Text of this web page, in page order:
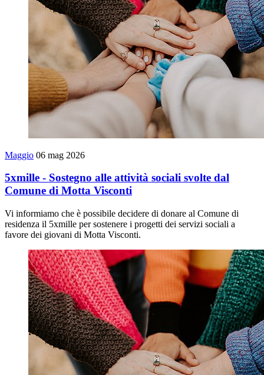
Maggio 06 mag 2026
5xmille - Sostegno alle attività sociali svolte dal
Comune di Motta Visconti
Vi informiamo che è possibile decidere di donare al Comune di
residenza il 5xmille per sostenere i progetti dei servizi sociali a
favore dei giovani di Motta Visconti.